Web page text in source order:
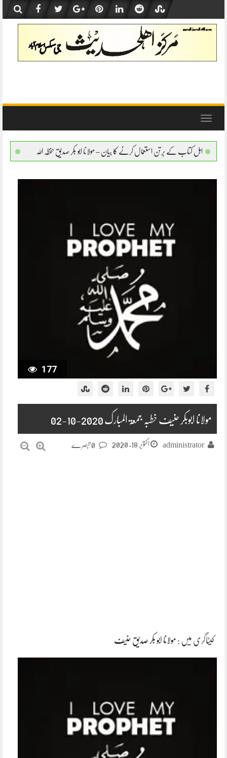
content
Toggle
استعمال کرنے کا بیان – مولانا ابو بکر صدیق حفظہ اللہ اہل کتاب کے برتن استعمال کرنے
177
مولانا ابوبکر حنیف خطبہ جمعۃ المبارک 2020-10-02
administrator اکتوبر 18, 2020
کیٹاگری میں : مولانا ابو بکر صدیق حنیف